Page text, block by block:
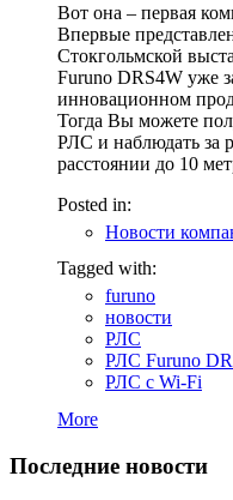
Вот она – первая
Впервые
Стокгольмской
Furuno DRS4W уже
инновационном
Тогда Вы можете
РЛС и наблюдать за
расстоянии до 10
Posted in:
Новости
Tagged with:
furuno
новости
РЛС
РЛС Furuno
РЛС с Wi-Fi
More
Последние новости